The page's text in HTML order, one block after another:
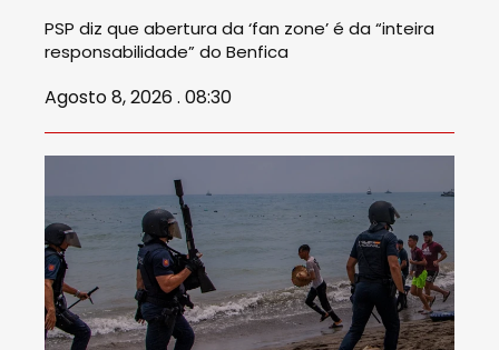
PSP diz que abertura da ‘fan zone’ é da “inteira
responsabilidade” do Benfica
Agosto 8, 2026 . 08:30